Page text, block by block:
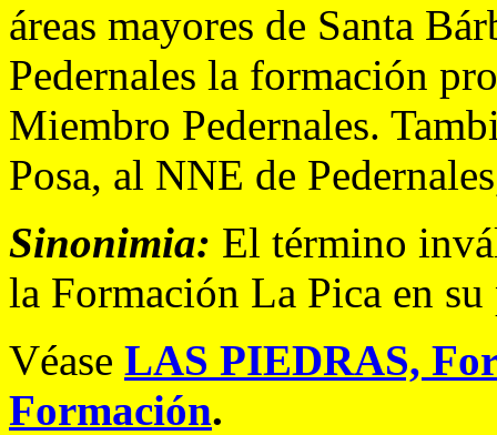
áreas mayores de Santa
Pedernales la formación
Miembro Pedernales.
Posa, al NNE de
Sinonimia: El término
la Formación La Pica en
Véase LAS PIEDRAS,
Formación.